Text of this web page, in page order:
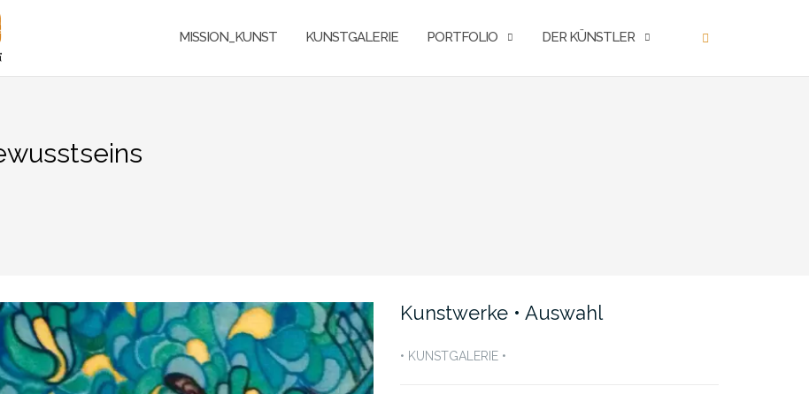
MISSION_KUNST KUNSTGALERIE PORTFOLIO DER KÜNSTLER
Kunstwerke • Auswahl
• KUNSTGALERIE •